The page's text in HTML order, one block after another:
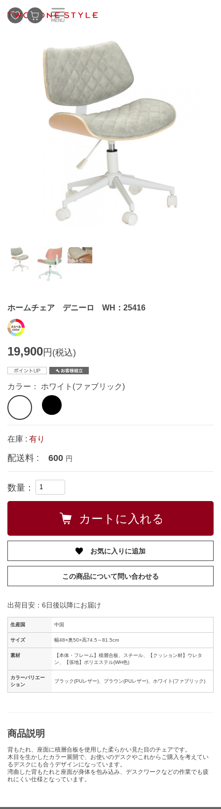
ホームチェア デニーロ WH：25416
19,900円(税込)
カラー： ホワイト(ファブリック)
在庫 : 有り
配送料 : 600 円
数量：
お気に入りに追加
この商品について問い合わせる
出荷目安：6日後以降にお届け
生産国 中国
サイズ 幅48×奥50×高74.5～81.5cm
素材
【本体・フレーム】積層合板、スチール、【クッション材】ウレタ
ン、【張地】ポリエステル(WH色)
カラーバリエー
ション
ブラック(PUレザー)、ブラウン(PUレザー)、ホワイト(ファブリック)
商品説明
背もたれ、座面に積層合板を使用した柔らかい見た目のチェアです。
木目を生かしたカラー展開で、お使いのデスクやこれからご購入を考えてい
るデスクにも合うデザインになっています。
湾曲した背もたれと座面が身体を包み込み、デスクワークなどの作業でも疲
れにくい仕様となっています。